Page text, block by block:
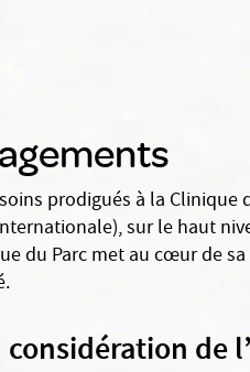
prodigués à la
sur le haut
du Parc met au cœur de
considération de